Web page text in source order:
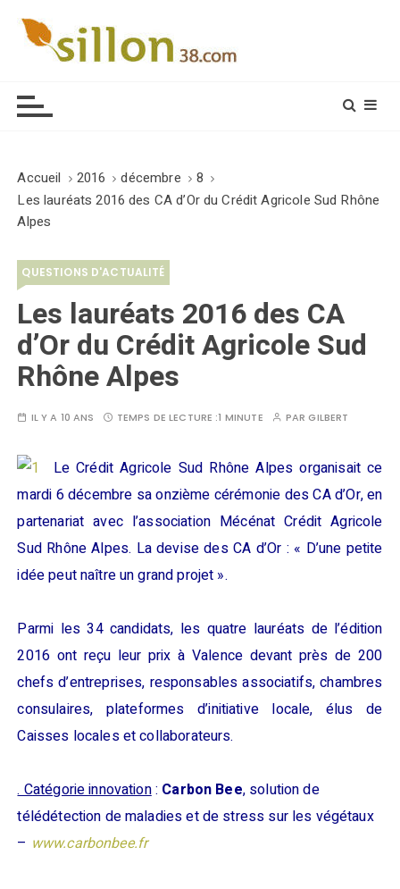
Accueil 2016 décembre
8
Les lauréats 2016 des CA d’Or du Crédit Agricole Sud Rhône
Alpes
QUESTIONS D'ACTUALITÉ
Les lauréats 2016 des CA
d’Or du Crédit Agricole Sud
Rhône Alpes
IL Y A 10 ANS TEMPS DE LECTURE :1 MINUTE PARGILBERT
Le Crédit Agricole Sud Rhône Alpes organisaitce
mardi 6 décembre sa onzième cérémonie des CA d’Or,en
partenariat avec l’association Mécénat Crédit Agricole
Sud Rhône Alpes. La devise des CA d’Or : « D’une petite
idée peut naître un grand projet ».
Parmi les 34 candidats, les quatre lauréats de l’édition
2016 ont reçu leur prix à Valencedevant près de 200
chefs d’entreprises, responsables associatifs, chambres
consulaires, plateformes d’initiative locale, élus de
Caisses locales et collaborateurs.
. Catégorie innovation: Carbon Bee, solution de
télédétection de maladieset de stress sur les végétaux
– www.carbonbee.fr